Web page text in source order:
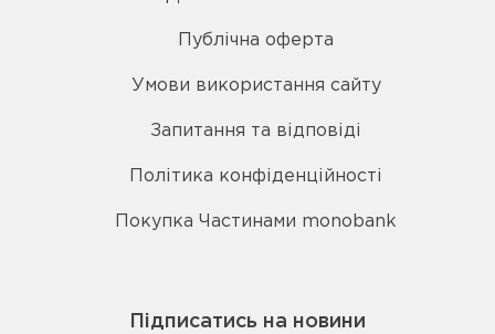
Публічна оферта
Умови використання сайту
Запитання та відповіді
Політика конфіденційності
Покупка Частинами monobank
Підписатись на новини